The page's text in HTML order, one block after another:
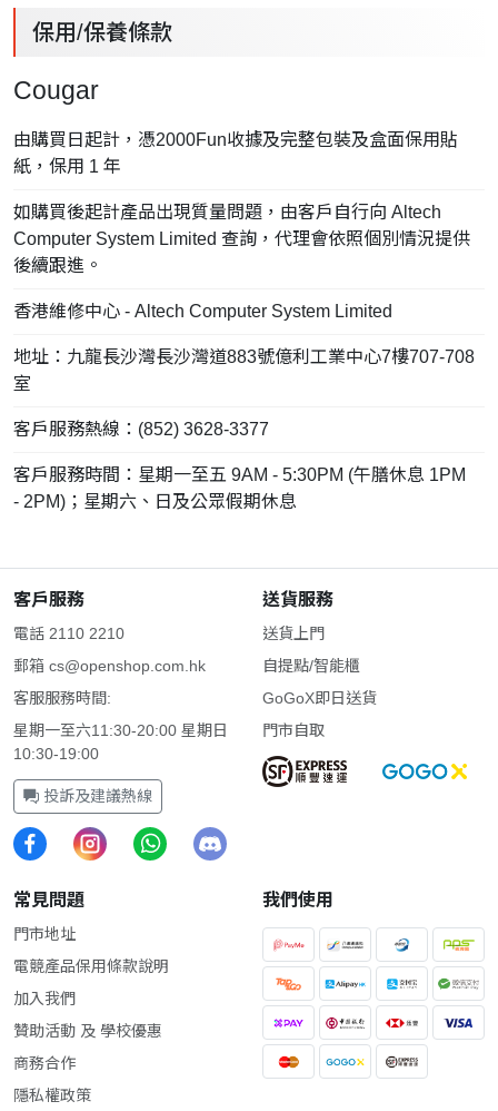
保用/保養條款
Cougar
由購買日起計，憑2000Fun收據及完整包裝及盒面保用貼
紙，保用 1 年
如購買後起計產品出現質量問題，由客戶自行向 Altech
Computer System Limited 查詢，代理會依照個別情況提供
後續跟進。
香港維修中心 - Altech Computer System Limited
地址：九龍長沙灣長沙灣道883號億利工業中心7樓707-708
室
客戶服務熱線：(852) 3628-3377
客戶服務時間：星期一至五 9AM - 5:30PM (午膳休息 1PM
- 2PM)；星期六、日及公眾假期休息
客戶服務
電話 2110 2210
郵箱 cs@openshop.com.hk
客服服務時間:
星期一至六11:30-20:00 星期日
10:30-19:00
投訴及建議熱線
送貨服務
送貨上門
自提點/智能櫃
GoGoX即日送貨
門市自取
常見問題
門市地址
電競產品保用條款說明
加入我們
贊助活動 及 學校優惠
商務合作
隱私權政策
我們使用